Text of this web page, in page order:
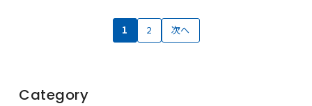
1 2 次へ
Category